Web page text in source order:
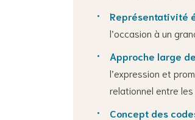
Représentativité
l’occasion à un
Approche large
l’expression et
relationnel entre
Concept des